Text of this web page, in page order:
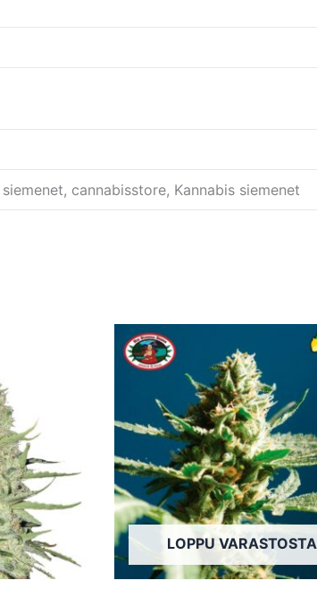
cannabisstore, Kannabis siemenet
tuotteella
muunnelma.
tehdä
valinnat
tuotteen
LOPPU VARASTOSTA